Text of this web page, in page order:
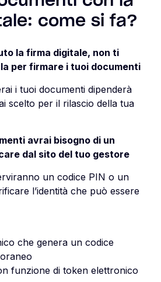
come si fa?
la firma digitale, non ti
per firmare i tuoi documenti
i tuoi documenti dipenderà
scelto per il rilascio della tua
avrai bisogno di un
dal sito del tuo gestore
un codice PIN o un
l’identità che può essere
che genera un codice
funzione di token elettronico